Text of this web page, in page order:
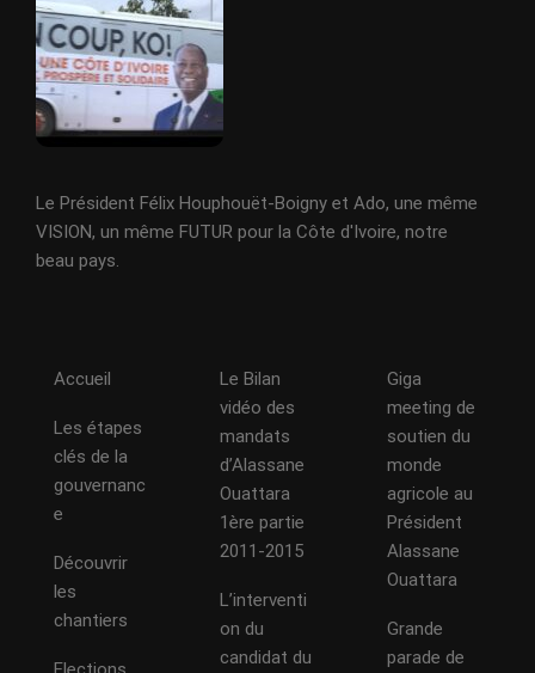
Le Président Félix Houphouët-Boigny et Ado, une même
VISION, un même FUTUR pour la Côte d'Ivoire, notre
beau pays.
Accueil
Les étapes
clés de la
gouvernanc
e
Découvrir
les
chantiers
Le Bilan
vidéo des
mandats
d’Alassane
Ouattara
1ère partie
2011-2015
L’interventi
on du
candidat du
Giga
meeting de
soutien du
monde
agricole au
Président
Alassane
Ouattara
Grande
parade de